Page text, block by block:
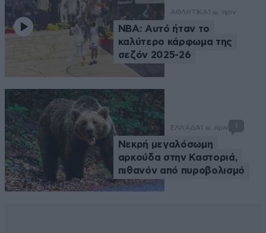
ΑΘΛΗΤΙΚΑ 1 ω. πριν
NBA: Αυτό ήταν το
καλύτερο κάρφωμα της
σεζόν 2025-26
ΕΛΛΑΔΑ 1 ω. πριν 1
Νεκρή μεγαλόσωμη
αρκούδα στην Καστοριά,
πιθανόν από πυροβολισμό